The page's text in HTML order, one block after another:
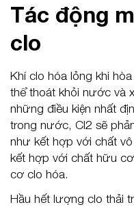
Tác động
clo
Khí clo hóa lỏng khi
thể thoát khỏi nước và
những điều kiện nhất
trong nước, Cl2 sẽ
như kết hợp với chất
kết hợp với chất hữu
cơ clo hóa.
Hầu hết lượng clo thải